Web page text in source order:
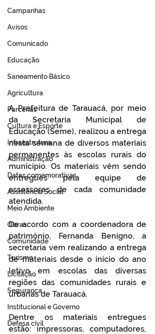
Campanhas
Avisos
Comunicado
Educação
Saneamento Básico
Agricultura
Parcerias
Cultura e Esporte
Infraestrutura
Administração
Datas comemorativas
Assistência Social
Meio Ambiente
Obras
Comunidade
Turismo
Licitação
Segurança
Institucional e Governo
Defesa cívil
A Prefeitura de Tarauacá, por meio
da Secretaria Municipal de
Educação (Seme), realizou a entrega
nesta semana de diversos materiais
permanentes às escolas rurais do
município. Os materiais vêm sendo
entregues pela equipe de
assessores de cada comunidade
atendida.
De acordo com a coordenadora de
patrimônio, Fernanda Benigno, a
secretaria vem realizando a entrega
de materiais desde o início do ano
letivo em escolas das diversas
regiões das comunidades rurais e
urbanas de Tarauacá.
Dentre os materiais entregues
estão: impressoras, computadores,